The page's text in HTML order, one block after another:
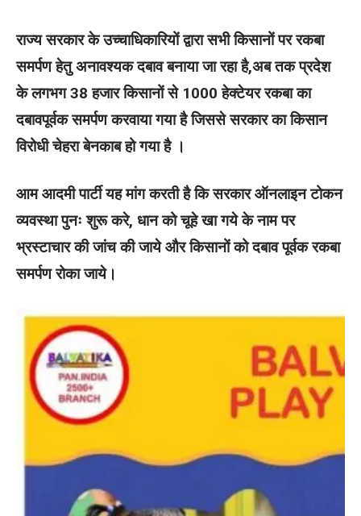
राज्य सरकार के उच्चाधिकारियों द्वारा सभी किसानों पर रकबा
समर्पण हेतु अनावश्यक दबाव बनाया जा रहा है,अब तक प्रदेश
के लगभग 38 हजार किसानों से 1000 हेक्टेयर रकबा का
दबावपूर्वक समर्पण करवाया गया है जिससे सरकार का किसान
विरोधी चेहरा बेनकाब हो गया है ।
आम आदमी पार्टी यह मांग करती है कि सरकार ऑनलाइन टोकन
व्यवस्था पुनः शुरू करे, धान को चूहे खा गये के नाम पर
भ्रस्टाचार की जांच की जाये और किसानों को दबाव पूर्वक रकबा
समर्पण रोका जाये।